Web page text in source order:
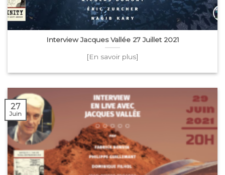
Interview Jacques Vallée 27 Juillet 2021
[En savoir plus]
27
Juin